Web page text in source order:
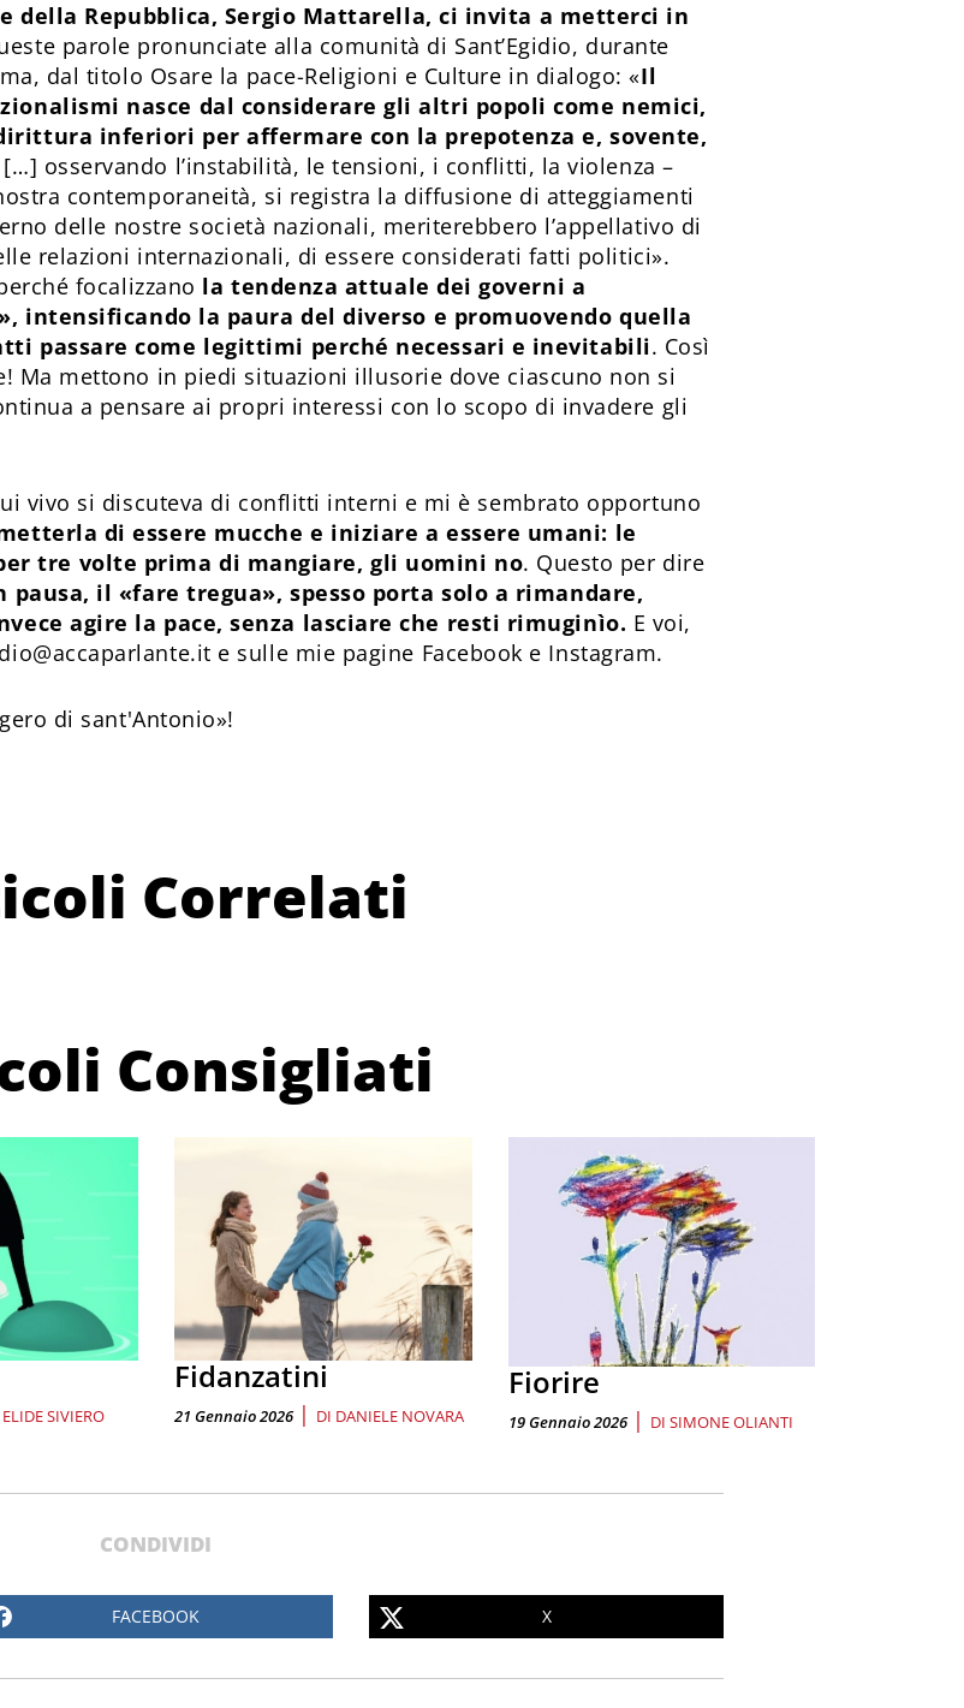
della Repubblica, Sergio Mattarella, ci invita a metterci in
parole pronunciate alla comunità di Sant’Egidio, durante
dal titolo Osare la pace-Religioni e Culture in dialogo: «Il
nasce dal considerare gli altri popoli come nemici,
inferiori per affermare con la prepotenza e, sovente,
[…] osservando l’instabilità, le tensioni, i conflitti, la violenza –
contemporaneità, si registra la diffusione di atteggiamenti
delle nostre società nazionali, meriterebbero l’appellativo di
relazioni internazionali, di essere considerati fatti politici».
focalizzano la tendenza attuale dei governi a
intensificando la paura del diverso e promuovendo quella
passare come legittimi perché necessari e inevitabili. Così
Ma mettono in piedi situazioni illusorie dove ciascuno non si
a pensare ai propri interessi con lo scopo di invadere gli
vivo si discuteva di conflitti interni e mi è sembrato opportuno
di essere mucche e iniziare a essere umani: le
tre volte prima di mangiare, gli uomini no. Questo per dire
il «fare tregua», spesso porta solo a rimandare,
agire la pace, senza lasciare che resti rimuginìo. E voi,
e sulle mie pagine Facebook e Instagram.
di sant'Antonio»!
Correlati
Consigliati
ELIDE SIVIERO
Fidanzatini
21 Gennaio 2026 | DI DANIELE NOVARA
Fiorire
19 Gennaio 2026 | DI SIMONE OLIANTI
CONDIVIDI
FACEBOOK X